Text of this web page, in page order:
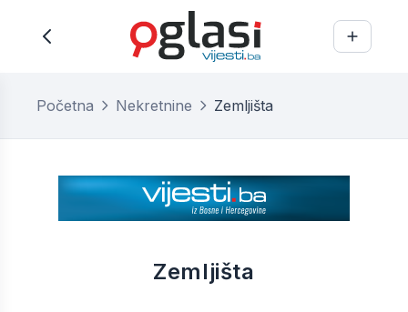
Početna Nekretnine Zemljišta
Zemljišta